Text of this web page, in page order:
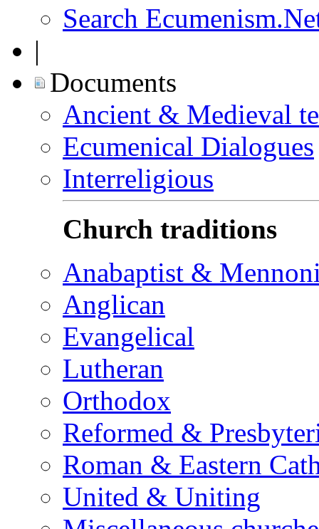
Search
|
Documents
Ancient & Medieval
Ecumenical Dialogues
Interreligious
Church traditions
Anabaptist &
Anglican
Evangelical
Lutheran
Orthodox
Reformed &
Roman & Eastern
United & Uniting